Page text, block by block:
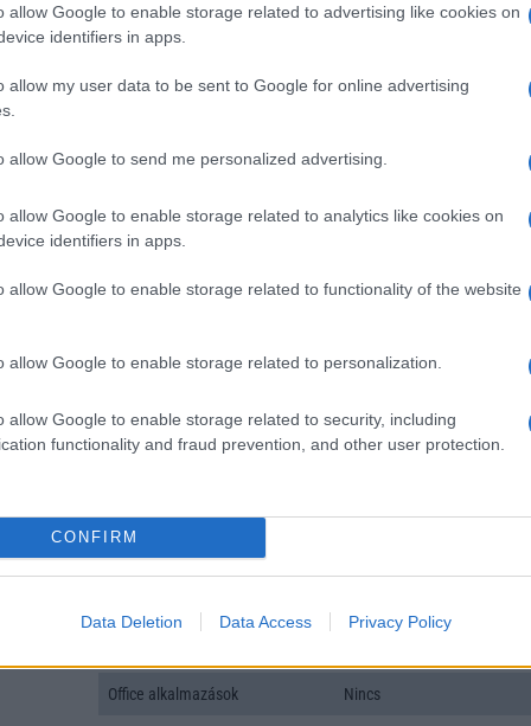
allow Google to enable storage related to advertising like cookies on
identifiers in apps.
allow my user data to be sent to Google for online advertising
allow Google to send me personalized advertising.
allow Google to enable storage related to analytics like cookies on
identifiers in apps.
allow Google to enable storage related to functionality of the website
allow Google to enable storage related to personalization.
allow Google to enable storage related to security, including
functionality and fraud prevention, and other user protection.
CONFIRM
Data Deletion Data Access Privacy Policy
NFC
TV/USB kapcsolat Nincs
Push to Talk Nincs
AKKUMULÁTOR
Készenléti idő h /
Az akkumulátor nem vehetõ
Beszélgetési idő h /
Nincs publikus adat!
ALKALMAZÁSOK ÉS ÉRZÉKELŐK
Flash/Ujjlenyomat olvasó Nincs
Office alkalmazások Nincs